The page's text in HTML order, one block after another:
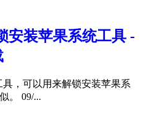
安装苹果系统工具 -
，可以用来解锁安装苹果系
。 09/...